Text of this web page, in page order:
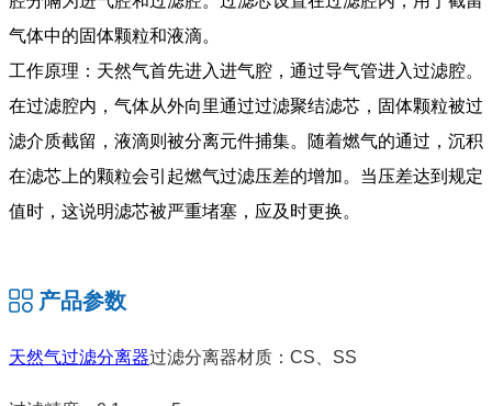
气体中的固体颗粒和液滴。
工作原理：天然气首先进入进气腔，通过导气管进入过滤腔。
在过滤腔内，气体从外向里通过过滤聚结滤芯，固体颗粒被过
滤介质截留，液滴则被分离元件捕集。随着燃气的通过，沉积
在滤芯上的颗粒会引起燃气过滤压差的增加。当压差达到规定
值时，这说明滤芯被严重堵塞，应及时更换。
产品参数
天然气过滤分离器过滤分离器材质：CS、SS